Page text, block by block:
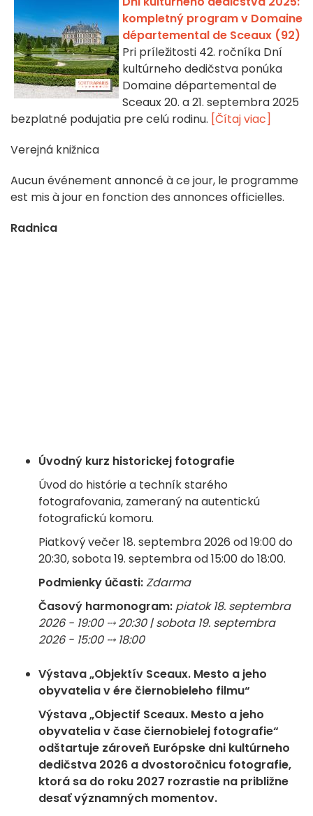
kompletný program v Domaine
départemental de Sceaux (92)
Pri príležitosti 42. ročníka Dní
kultúrneho dedičstva ponúka
Domaine départemental de
Sceaux 20. a 21. septembra 2025
bezplatné podujatia pre celú rodinu. [Čítaj viac]
Verejná knižnica
Aucun événement annoncé à ce jour, le programme
est mis à jour en fonction des annonces officielles.
Radnica
Úvodný kurz historickej fotografie
Úvod do histórie a techník starého
fotografovania, zameraný na autentickú
fotografickú komoru.
Piatkový večer 18. septembra 2026 od 19:00 do
20:30, sobota 19. septembra od 15:00 do 18:00.
Podmienky účasti:Zdarma
Časový harmonogram: piatok 18. septembra
2026 - 19:00 ⤏ 20:30 | sobota 19. septembra
2026 - 15:00 ⤏ 18:00
Výstava „Objektív Sceaux. Mesto a jeho
obyvatelia v ére čiernobieleho filmu“
Výstava „Objectif Sceaux. Mesto a jeho
obyvatelia v čase čiernobielej fotografie“
odštartuje zároveň Európske dni kultúrneho
dedičstva 2026 a dvostoročnicu fotografie,
ktorá sa do roku 2027 rozrastie na približne
desať významných momentov.